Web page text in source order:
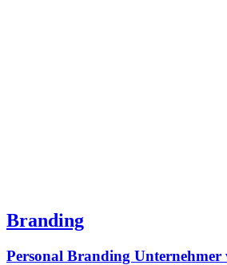
Branding
Personal Branding Unternehmer